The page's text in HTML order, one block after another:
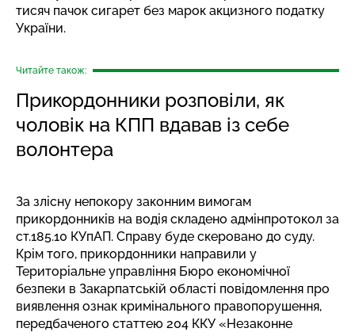
тисяч пачок сигарет без марок акцизного податку
України.
Читайте також:
Прикордонники розповіли, як
чоловік на КПП вдавав із себе
волонтера
За злісну непокору законним вимогам
прикордонників на водія складено адмінпротокол за
ст.185.10 КУпАП. Справу буде скеровано до суду.
Крім того, прикордонники направили у
Територіальне управління Бюро економічної
безпеки в Закарпатській області повідомлення про
виявлення ознак кримінального правопорушення,
передбаченого статтею 204 ККУ «Незаконне